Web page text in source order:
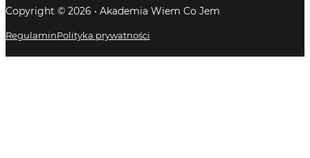
Copyright © 2026 • Akademia Wiem Co Jem
RegulaminPolityka prywatności